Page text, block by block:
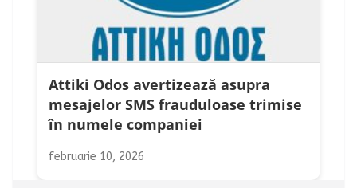
Attiki Odos avertizează asupra
mesajelor SMS frauduloase trimise
în numele companiei
februarie 10, 2026